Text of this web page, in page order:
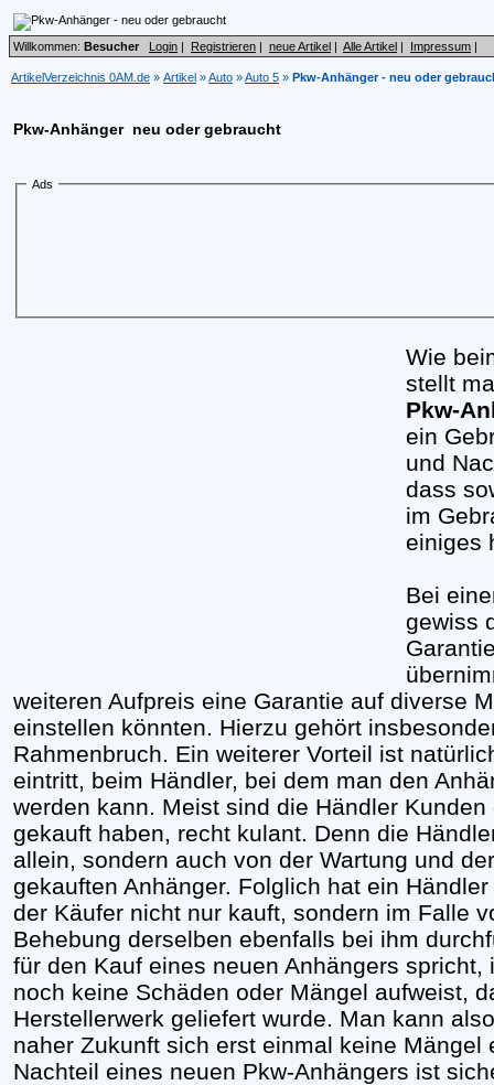
Willkommen: Besucher Login | Registrieren | neue Artikel | Alle Artikel | Impressum |
ArtikelVerzeichnis 0AM.de » Artikel »Auto »Auto 5 » Pkw-Anhänger - neu oder
Pkw-Anhänger  neu oder gebraucht
Ads
Wie
stellt
Pkw-
ein
und
dass
im
einiges
Bei
gewiss
weiteren Aufpreis eine Garantie auf diverse
einstellen könnten. Hierzu gehört
Rahmenbruch. Ein weiterer Vorteil ist
eintritt, beim Händler, bei dem man den
werden kann. Meist sind die Händler
gekauft haben, recht kulant. Denn die
allein, sondern auch von der Wartung und
gekauften Anhänger. Folglich hat ein
der Käufer nicht nur kauft, sondern im Falle
Behebung derselben ebenfalls bei ihm
für den Kauf eines neuen Anhängers
noch keine Schäden oder Mängel aufweist,
Herstellerwerk geliefert wurde. Man kann
naher Zukunft sich erst einmal keine Mängel
Nachteil eines neuen Pkw-Anhängers ist